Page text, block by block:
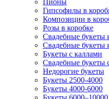
Пионы
Гипсофилы в
Композиции в
Розы в коробке
Свадебные букеты
Свадебные букеты
Букеты с каллами
Свадебные букеты
Недорогие букеты
Букеты 2500-4000
Букеты 4000-6000
Букеты 6000–10000